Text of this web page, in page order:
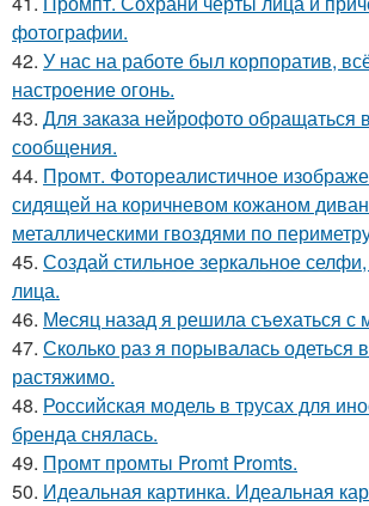
фотографии.
42. У нас на работе был корпоратив,
настроение огонь.
43. Для заказа нейрофото обращаться
сообщения.
44. Промт. Фотореалистичное
сидящей на коричневом кожаном
металлическими гвоздями по
45. Создай стильное зеркальное
лица.
46. Мeсяц назад я решила съeхаться с
47. Сколько раз я порывалась одеться
растяжимо.
48. Российская модель в трусах для
бренда снялась.
49. Промт промты Promt Promts.
50. Идеальная картинка. Идеальная